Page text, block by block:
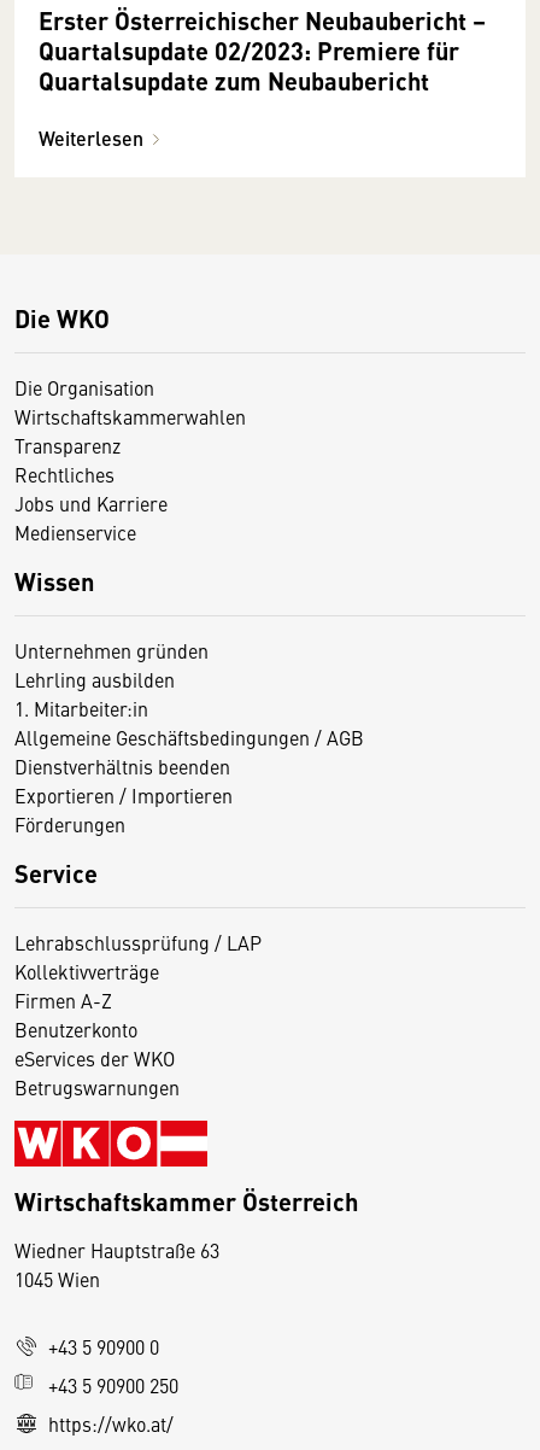
Erster Österreichischer Neubaubericht –
Quartalsupdate 02/2023: Premiere für
Quartalsupdate zum Neubaubericht
Weiterlesen
Die WKO
Die Organisation
Wirtschaftskammerwahlen
Transparenz
Rechtliches
Jobs und Karriere
Medienservice
Wissen
Unternehmen gründen
Lehrling ausbilden
1. Mitarbeiter:in
Allgemeine Geschäftsbedingungen / AGB
Dienstverhältnis beenden
Exportieren / Importieren
Förderungen
Service
Lehrabschlussprüfung / LAP
Kollektivverträge
Firmen A-Z
Benutzerkonto
eServices der WKO
Betrugswarnungen
Wirtschaftskammer Österreich
Wiedner Hauptstraße 63
1045 Wien
+43 5 90900 0
+43 5 90900 250
https://wko.at/
D
s
e
S